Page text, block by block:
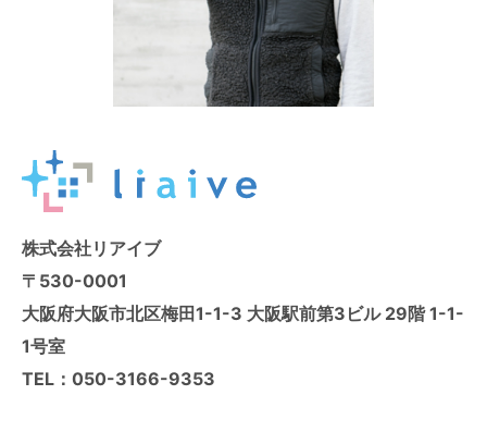
株式会社リアイブ
〒530-0001
大阪府大阪市北区梅田1-1-3 大阪駅前第3ビル 29階 1-1-
1号室
TEL： 050-3166-9353